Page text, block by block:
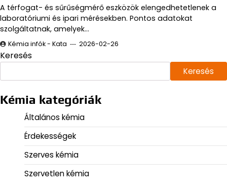
A térfogat- és sűrűségmérő eszközök elengedhetetlenek a
laboratóriumi és ipari mérésekben. Pontos adatokat
szolgáltatnak, amelyek…
Kémia infók - Kata 2026-02-26
Keresés
Keresés
Kémia kategóriák
Általános kémia
Érdekességek
Szerves kémia
Szervetlen kémia